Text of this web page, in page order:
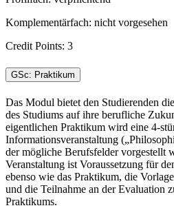
Komplementärfach: nicht vorgesehen
Credit Points: 3
GSc: Praktikum
Das Modul bietet den Studierenden
des Studiums auf ihre berufliche
eigentlichen Praktikum wird eine 4-
Informationsveranstaltung
der mögliche Berufsfelder vorgestellt
Veranstaltung ist Voraussetzung für
ebenso wie das Praktikum, die
und die Teilnahme an der Evaluation
Praktikums.